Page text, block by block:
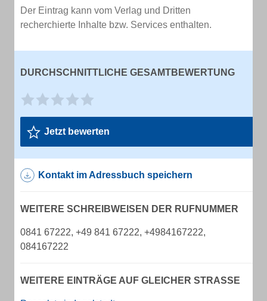
Der Eintrag kann vom Verlag und Dritten
recherchierte Inhalte bzw. Services enthalten.
DURCHSCHNITTLICHE GESAMTBEWERTUNG
Jetzt bewerten
Kontakt im Adressbuch speichern
WEITERE SCHREIBWEISEN DER RUFNUMMER
0841 67222, +49 841 67222, +4984167222,
084167222
WEITERE EINTRÄGE AUF GLEICHER STRASSE